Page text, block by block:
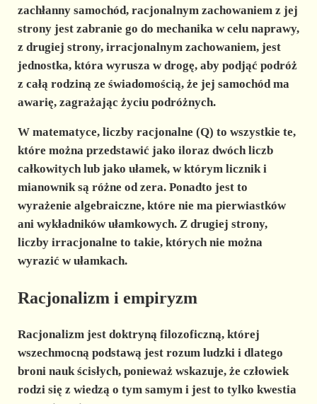
zachłanny samochód, racjonalnym zachowaniem z jej
strony jest zabranie go do mechanika w celu naprawy,
z drugiej strony, irracjonalnym zachowaniem, jest
jednostka, która wyrusza w drogę, aby podjąć podróż
z całą rodziną ze świadomością, że jej samochód ma
awarię, zagrażając życiu podróżnych.
W matematyce, liczby racjonalne (Q) to wszystkie te,
które można przedstawić jako iloraz dwóch liczb
całkowitych lub jako ułamek, w którym licznik i
mianownik są różne od zera. Ponadto jest to
wyrażenie algebraiczne, które nie ma pierwiastków
ani wykładników ułamkowych. Z drugiej strony,
liczby irracjonalne to takie, których nie można
wyrazić w ułamkach.
Racjonalizm i empiryzm
Racjonalizm jest doktryną filozoficzną, której
wszechmocną podstawą jest rozum ludzki i dlatego
broni nauk ścisłych, ponieważ wskazuje, że człowiek
rodzi się z wiedzą o tym samym i jest to tylko kwestia